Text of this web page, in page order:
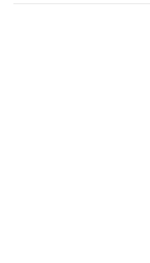
Post: